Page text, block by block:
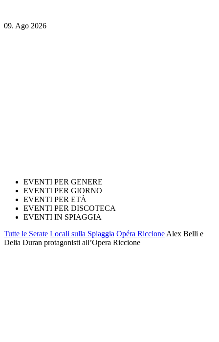
09. Ago 2026
EVENTI PER GENERE
EVENTI PER GIORNO
EVENTI PER ETÀ
EVENTI PER DISCOTECA
EVENTI IN SPIAGGIA
Tutte le Serate Locali sulla Spiaggia Opéra Riccione Alex Belli e
Delia Duran protagonisti all’Opera Riccione